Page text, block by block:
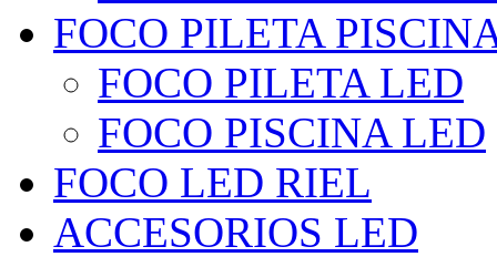
FOCO PILETA
FOCO PILETA LED
FOCO PISCINA LED
FOCO LED RIEL
ACCESORIOS LED